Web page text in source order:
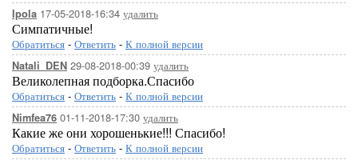
Ipola 17-05-2018-16:34 удалить
Симпатичные!
Обратиться - Ответить - К полной версии
Natali_DEN 29-08-2018-00:39 удалить
Великолепная подборка.Спасибо
Обратиться - Ответить - К полной версии
Nimfea76 01-11-2018-17:30 удалить
Какие же они хорошенькие!!! Спасибо!
Обратиться - Ответить - К полной версии